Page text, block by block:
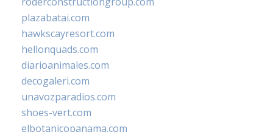
plazabatai.com
hawkscayresort.com
hellonquads.com
diarioanimales.com
decogaleri.com
unavozparadios.com
shoes-vert.com
elbotanicopanama.com